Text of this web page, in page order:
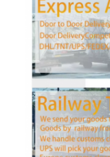
DDP จัดส่งจาก
จัดส่งด่วน
การขนส่งสินค้
จัดส่งไปยัง
รถบรรทุกขนส่